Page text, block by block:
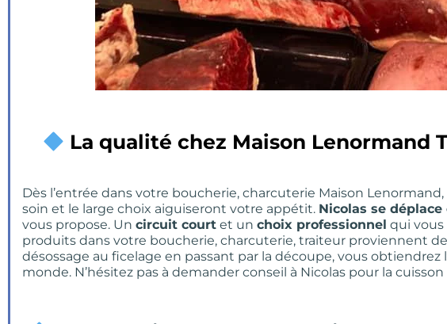
La qualité chez Maison Lenormand
Dès l’entrée dans votre boucherie, charcuterie Maison Lenormand,
soin et le large choix aiguiseront votre appétit. Nicolas se
vous propose. Un circuit court et un choix professionnel qui vous
produits dans votre boucherie, charcuterie, traiteur proviennent
désossage au ficelage en passant par la découpe, vous
monde. N’hésitez pas à demander conseil à Nicolas pour la cuisson